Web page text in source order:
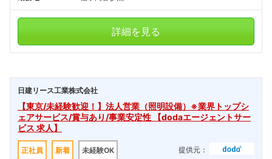
詳細を見る
日建リース工業株式会社
【東京/未経験歓迎！】法人営業（照明設備）※業界トップシ
ェアサービス/賞与あり/事業安定性 【dodaエージェントサー
ビス 求人】
正社員 新着 未経験OK
提供元：